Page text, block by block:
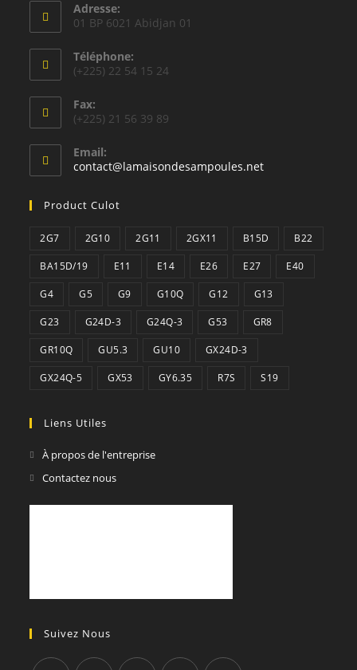
Adresse:
01 BP 6021 Abidjan 01
Téléphone:
(+225) 22 54 15 24
Fax:
(+225) 21 56 39 89
Email:
contact@lamaisondesampoules.netS’ouvre
Product Culot
2G7 2G10 2G11 2GX11 B15D B22
BA15D/19 E11 E14 E26 E27 E40
G4 G5 G9 G10Q G12 G13
G23 G24D-3 G24Q-3 G53 GR8
GR10Q GU5.3 GU10 GX24D-3
GX24Q-5 GX53 GY6.35 R7S S19
Liens Utiles
À propos de l'entreprise
Contactez nous
Suivez Nous